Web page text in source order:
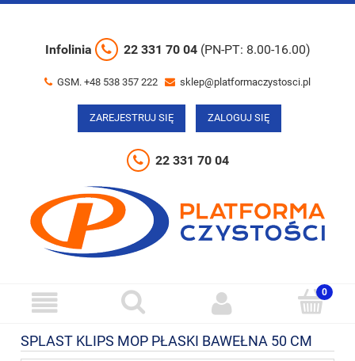
Infolinia 22 331 70 04 (PN-PT: 8.00-16.00)
GSM. +48 538 357 222 sklep@platformaczystosci.pl
ZAREJESTRUJ SIĘ ZALOGUJ SIĘ
22 331 70 04
SPLAST KLIPS MOP PŁASKI BAWEŁNA 50 CM